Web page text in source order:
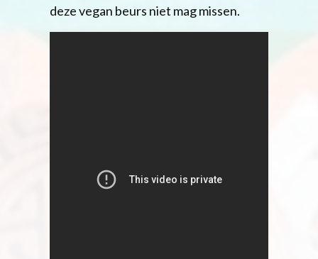
deze vegan beurs niet mag missen.